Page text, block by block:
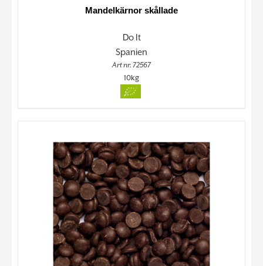
Mandelkärnor skållade
Do It
Spanien
Art nr. 72567
10kg